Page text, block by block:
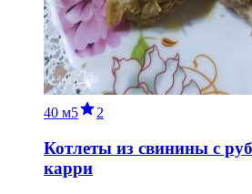
40 м5 2
Котлеты из свинины с
карри